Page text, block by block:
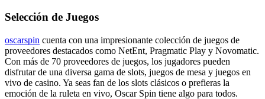
Selección de Juegos
oscarspin cuenta con una impresionante colección de juegos de
proveedores destacados como NetEnt, Pragmatic Play y Novomatic.
Con más de 70 proveedores de juegos, los jugadores pueden
disfrutar de una diversa gama de slots, juegos de mesa y juegos en
vivo de casino. Ya seas fan de los slots clásicos o prefieras la
emoción de la ruleta en vivo, Oscar Spin tiene algo para todos.